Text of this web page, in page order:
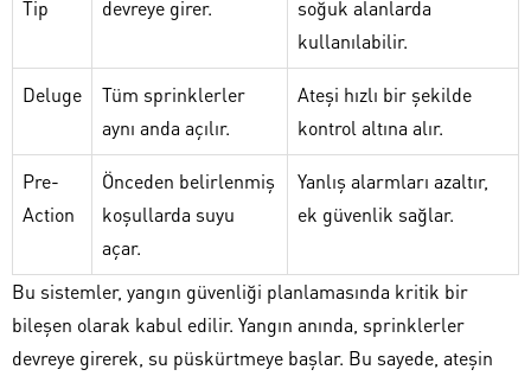
Tip
devreye girer.
soğuk alanlarda
kullanılabilir.
Deluge
Tüm sprinklerler
aynı anda açılır.
Ateşi hızlı bir şekilde
kontrol altına alır.
Pre-
Action
Önceden belirlenmiş
koşullarda suyu
açar.
Yanlış alarmları azaltır,
ek güvenlik sağlar.
Bu sistemler, yangın güvenliği planlamasında kritik bir
bileşen olarak kabul edilir. Yangın anında, sprinklerler
devreye girerek, su püskürtmeye başlar. Bu sayede, ateşin